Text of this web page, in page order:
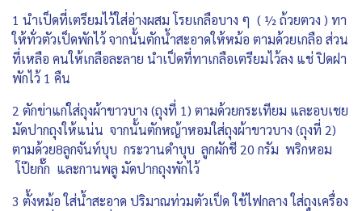
1 นำเป็ดที่เตรียมไว้ใส่อ่างผสม โรยเกลือบาง ๆ ( ½ ถ้วยตวง ) ทา
ให้ทั่วตัวเป็ดพักไว้ จากนั้นตักน้ำสะอาดให้หม้อ ตามด้วยเกลือ ส่วน
ที่เหลือ คนให้เกลือละลาย นำเป็ดที่ทาเกลือเตรียมไว้ลง แช่ ปิดฝา
พักไว้ 1 คืน
2 ตักข่าแก่ใส่ถุงผ้าขาวบาง (ถุงที่ 1) ตามด้วยกระเทียม และอบเชย
มัดปากถุงให้แน่น จากนั้นตักหญ้าหอมใส่ถุงผ้าขาวบาง (ถุงที่ 2)
ตามด้วย8ลูกจันท์บุบ กระวานดำบุบ ลูกผักชี 20 กรัม พริกหอม
โป๊ยกั๊ก และกานพลู มัดปากถุงพักไว้
3 ตั้งหม้อ ใส่น้ำสะอาด ปริมาณท่วมตัวเป็ด ใช้ไฟกลาง ใส่ถุงเครื่อง